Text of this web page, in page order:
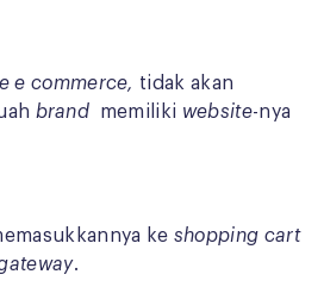
e commerce, tidak akan
brand memiliki website-nya
ke shopping cart
.